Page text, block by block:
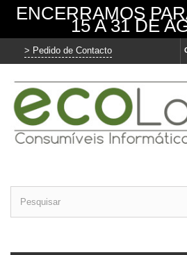
ENCERRAMOS
15 A 31 DE
> Pedido de Contacto